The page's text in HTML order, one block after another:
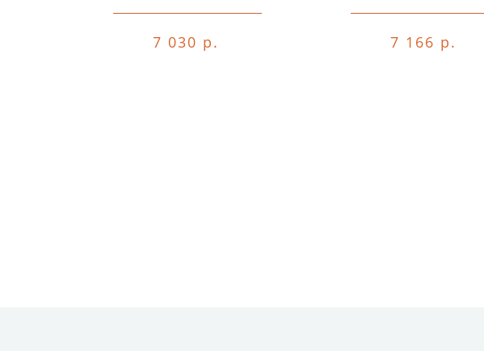
7 030 р. 7 166 р.